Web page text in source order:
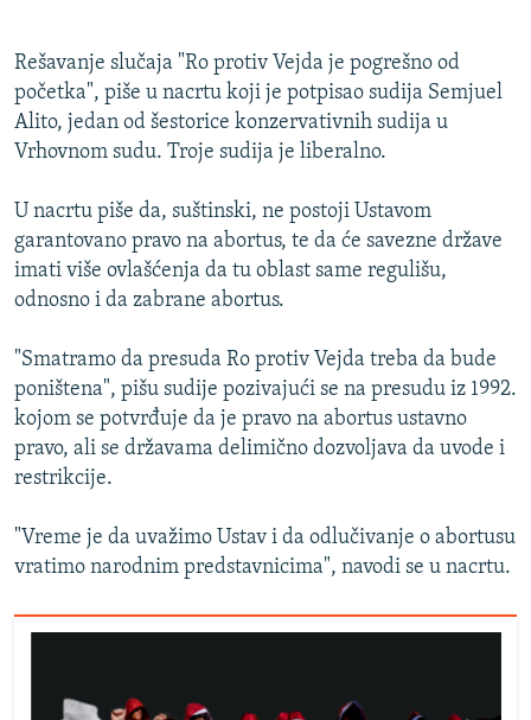
Rešavanje slučaja "Ro protiv Vejda je pogrešno od
početka", piše u nacrtu koji je potpisao sudija Semjuel
Alito, jedan od šestorice konzervativnih sudija u
Vrhovnom sudu. Troje sudija je liberalno.
U nacrtu piše da, suštinski, ne postoji Ustavom
garantovano pravo na abortus, te da će savezne države
imati više ovlašćenja da tu oblast same regulišu,
odnosno i da zabrane abortus.
"Smatramo da presuda Ro protiv Vejda treba da bude
poništena", pišu sudije pozivajući se na presudu iz 1992.
kojom se potvrđuje da je pravo na abortus ustavno
pravo, ali se državama delimično dozvoljava da uvode i
restrikcije.
"Vreme je da uvažimo Ustav i da odlučivanje o abortusu
vratimo narodnim predstavnicima", navodi se u nacrtu.